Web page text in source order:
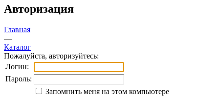
Авторизация
Главная
—
Каталог
Пожалуйста, авторизуйтесь:
Логин:
Пароль:
Запомнить меня на этом компьютере